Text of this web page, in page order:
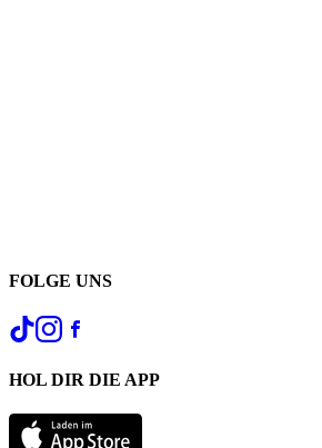
FOLGE UNS
HOL DIR DIE APP